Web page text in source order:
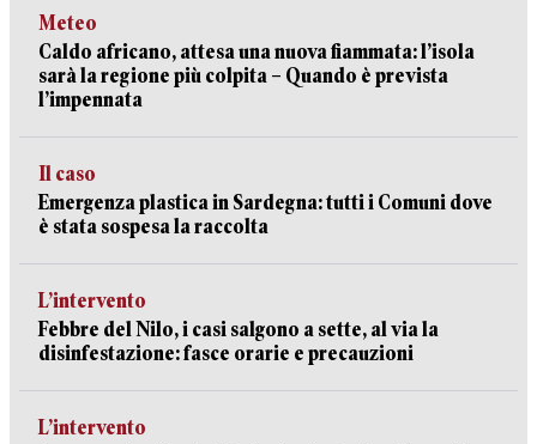
Meteo
Caldo africano, attesa una nuova fiammata: l’isola
sarà la regione più colpita – Quando è prevista
l’impennata
Il caso
Emergenza plastica in Sardegna: tutti i Comuni dove
è stata sospesa la raccolta
L’intervento
Febbre del Nilo, i casi salgono a sette, al via la
disinfestazione: fasce orarie e precauzioni
L’intervento